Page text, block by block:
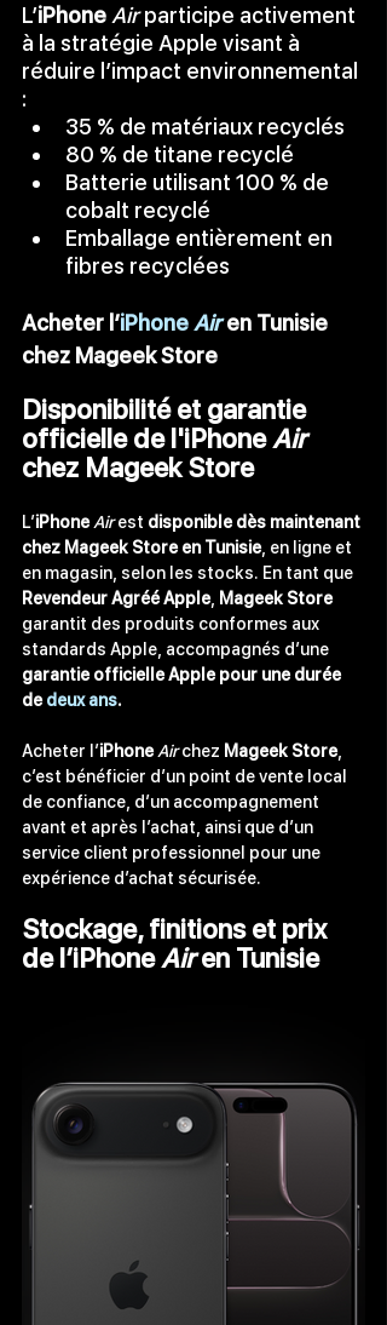
L’iPhone Air participe activement
à la stratégie Apple visant à
réduire l’impact environnemental
:
35 % de matériaux recyclés
80 % de titane recyclé
Batterie utilisant 100 % de
cobalt recyclé
Emballage entièrement en
fibres recyclées
Acheter l ’iPhone Air en Tunisie
chez Mageek Store
Disponibilité et garantie
officielle de l'iPhone Air
chez Mageek Store
L’iPhone Air est disponible dès maintenant
chez Mageek Store en Tunisie, en ligne et
en magasin, selon les stocks. En tant que
Revendeur Agréé Apple, Mageek Store
garantit des produits conformes aux
standards Apple, accompagnés d’une
garantie officielle Apple pour une durée
de deux ans.
Acheter l’iPhone Air chez Mageek Store,
c’est bénéficier d’un point de vente local
de confiance, d’un accompagnement
avant et après l’achat, ainsi que d’un
service client professionnel pour une
expérience d’achat sécurisée.
Stockage, finitions et prix
de l’iPhone Air en Tunisie